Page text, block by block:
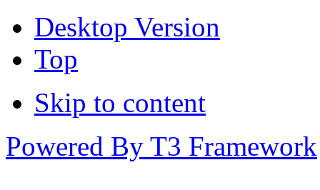
Desktop Version
Top
Skip to content
Powered By T3 Framework